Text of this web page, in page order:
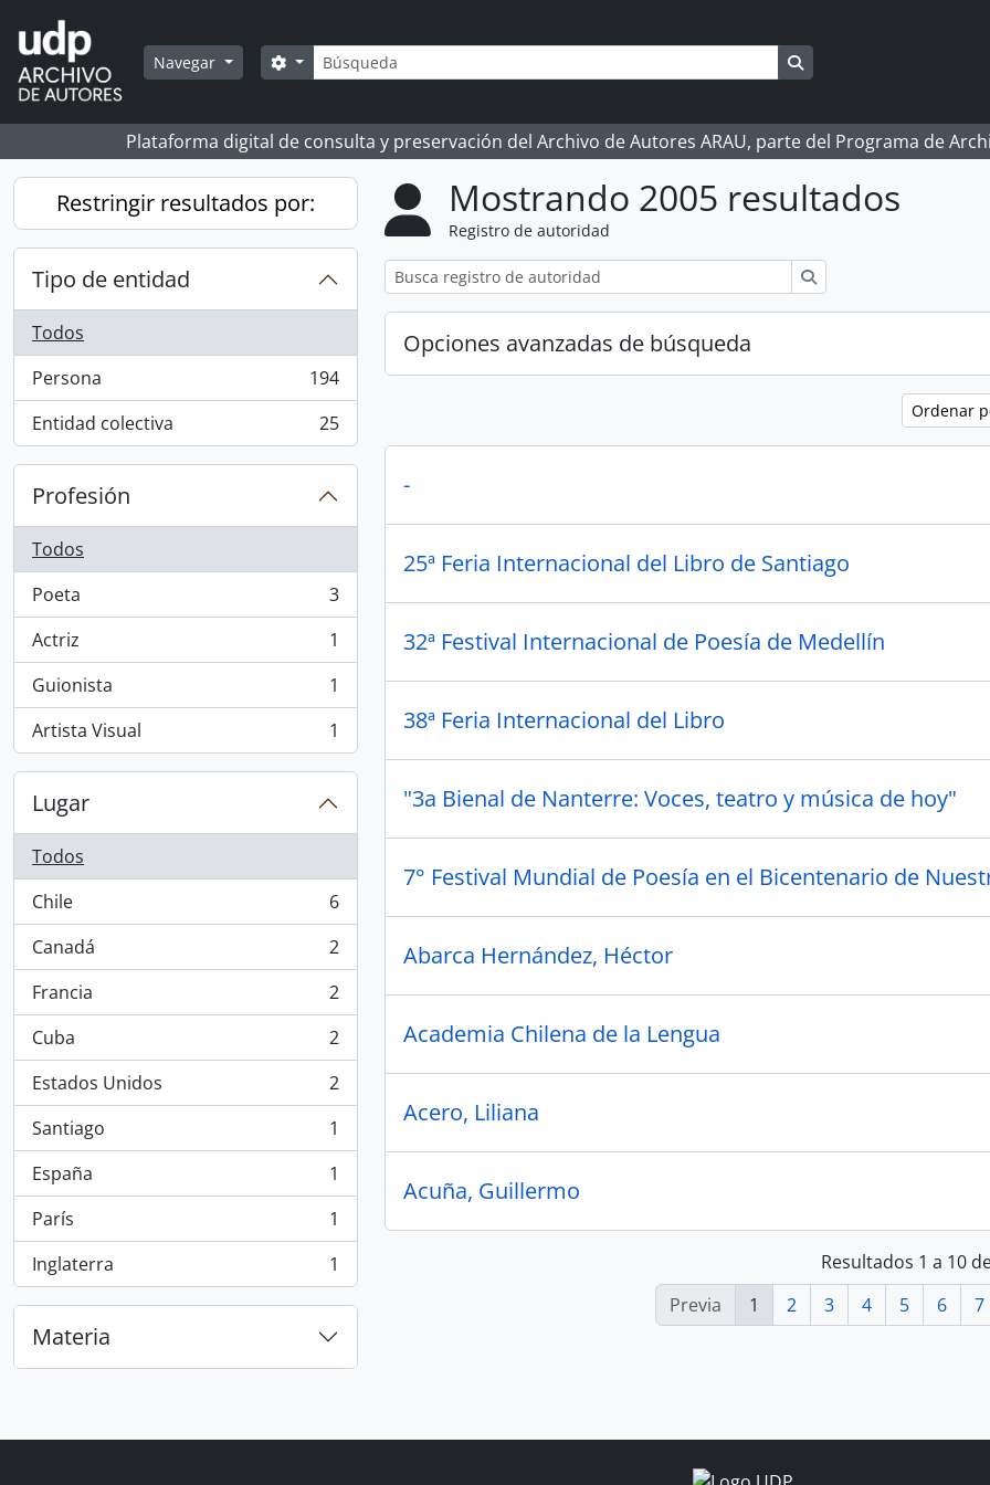
Skip to main content
Navegar Búsqueda
Search options
Plataforma digital de consulta y preservación del Archivo de Autores ARAU, parte del Programa de
Restringir resultados por:
Tipo de entidad
Todos
Persona
, 194 resultados
194
Entidad colectiva
, 25 resultados 25
Profesión
Todos
Poeta
, 3 resultados
3
Actriz
, 1 resultados
1
Guionista
, 1 resultados
1
Artista Visual
, 1 resultados 1
Lugar
Todos
Chile
, 6 resultados
6
Canadá
, 2 resultados
2
Francia
, 2 resultados
2
Cuba
, 2 resultados
2
Estados Unidos
, 2 resultados
2
Santiago
, 1 resultados
1
España
, 1 resultados
1
París
, 1 resultados
1
Inglaterra
, 1 resultados 1
Materia
Mostrando 2005 resultados
Registro de autoridad
Opciones avanzadas de búsqueda
Ordenar
-
25ª Feria Internacional del Libro de Santiago
32ª Festival Internacional de Poesía de Medellín
38ª Feria Internacional del Libro
"3a Bienal de Nanterre: Voces, teatro y música de hoy"
7° Festival Mundial de Poesía en el Bicentenario de
Abarca Hernández, Héctor
Academia Chilena de la Lengua
Acero, Liliana
Acuña, Guillermo
Resultados 1 a 10
Previa
1 2 3 4 5 6 7